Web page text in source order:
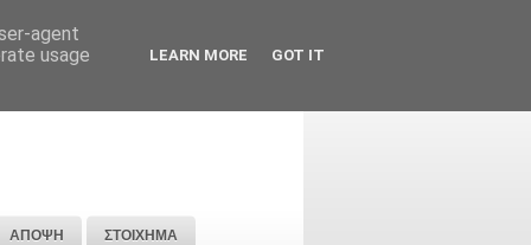
ΑΠΟΨΗ ΣΤΟΙΧΗΜΑ
agent
usage
LEARN MORE GOT IT